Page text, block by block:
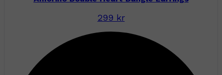
299 kr